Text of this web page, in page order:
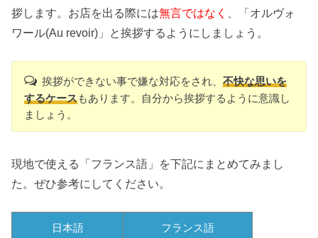
拶します。 お店を出る際には無言ではなく
、「オルヴォ
ワール(Au revoir)」と挨拶するようにしましょう。
挨拶ができない事で嫌な対応をされ、 不快な思いを
するケースもあります。
自分から挨拶するように意識し
ましょう。
現地で使える「フランス語」を下記にまとめてみまし
た。ぜひ参考にしてください。
日本語 フランス語